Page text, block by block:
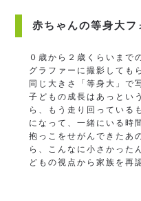
赤ちゃんの等身大フ
０歳から２歳くらいまで
グラファーに撮影しても
同じ大きさ「等身大」で
子どもの成長はあっとい
ら、もう走り回っている
になって、一緒にいる時
抱っこをせがんできたあ
ら、こんなに小さかった
どもの視点から家族を再